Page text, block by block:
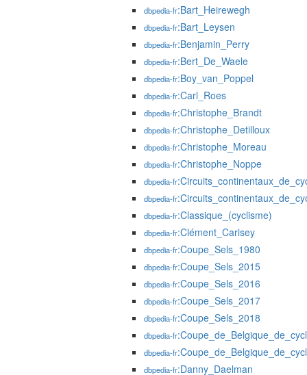
dbpedia-fr:Bart_Heirewegh
dbpedia-fr:Bart_Leysen
dbpedia-fr:Benjamin_Perry
dbpedia-fr:Bert_De_Waele
dbpedia-fr:Boy_van_Poppel
dbpedia-fr:Carl_Roes
dbpedia-fr:Christophe_Brandt
dbpedia-fr:Christophe_Detilloux
dbpedia-fr:Christophe_Moreau
dbpedia-fr:Christophe_Noppe
dbpedia-fr
dbpedia-fr
dbpedia-fr:Classique_(cyclisme)
dbpedia-fr:Clément_Carisey
dbpedia-fr:Coupe_Sels_1980
dbpedia-fr:Coupe_Sels_2015
dbpedia-fr:Coupe_Sels_2016
dbpedia-fr:Coupe_Sels_2017
dbpedia-fr:Coupe_Sels_2018
dbpedia-fr
dbpedia-fr
dbpedia-fr:Danny_Daelman